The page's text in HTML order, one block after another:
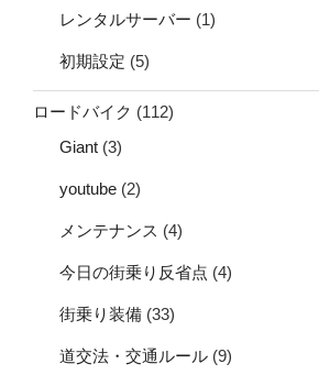
レンタルサーバー (1)
初期設定 (5)
ロードバイク (112)
Giant (3)
youtube (2)
メンテナンス (4)
今日の街乗り反省点 (4)
街乗り装備 (33)
道交法・交通ルール (9)